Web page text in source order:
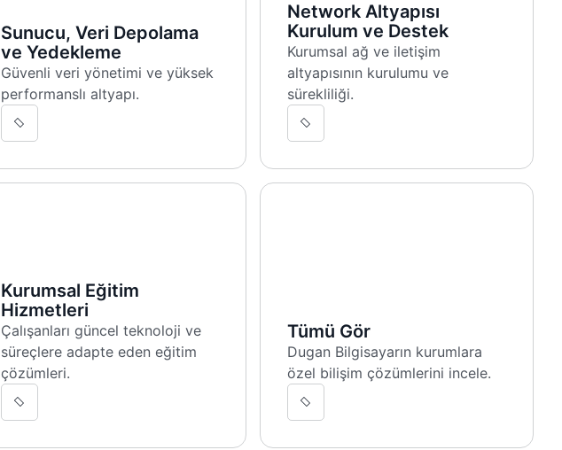
Sunucu, Veri Depolama
ve Yedekleme
Güvenli veri yönetimi ve yüksek
performanslı altyapı.
Network Altyapısı
Kurulum ve Destek
Kurumsal ağ ve iletişim
altyapısının kurulumu ve
sürekliliği.
Kurumsal Eğitim
Hizmetleri
Çalışanları güncel teknoloji ve
süreçlere adapte eden eğitim
çözümleri.
Tümü Gör
Dugan Bilgisayarın kurumlara
özel bilişim çözümlerini incele.